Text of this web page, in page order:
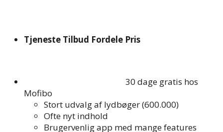
Tjeneste Tilbud Fordele Pris
30 dage gratis hos
Mofibo
Stort udvalg af lydbøger (600.000)
Ofte nyt indhold
Brugervenlig app med mange features